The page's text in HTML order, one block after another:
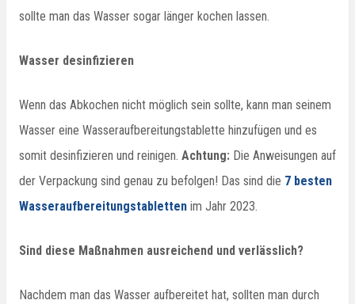
sollte man das Wasser sogar länger kochen lassen.
Wasser desinfizieren
Wenn das Abkochen nicht möglich sein sollte, kann man seinem
Wasser eine Wasseraufbereitungstablette hinzufügen und es
somit desinfizieren und reinigen. Achtung: Die Anweisungen auf
der Verpackung sind genau zu befolgen! Das sind die 7 besten
Wasseraufbereitungstabletten im Jahr 2023.
Sind diese Maßnahmen ausreichend und verlässlich?
Nachdem man das Wasser aufbereitet hat, sollten man durch